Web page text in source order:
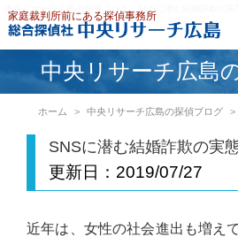
中央リサーチ広島
ホーム 中央リサーチ広島の探偵ブログ
SNSに潜む結婚詐欺の実
更新日： 2019/07/27
近年は、女性の社会進出も増え